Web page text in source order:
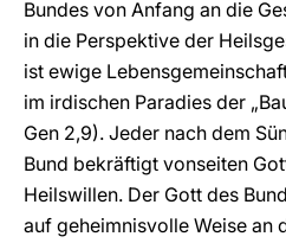
Bundes von Anfang an die
in die Perspektive der
ist ewige
im irdischen Paradies der
Gen 2,9). Jeder nach dem
Bund bekräftigt vonseiten
Heilswillen. Der Gott des
auf geheimnisvolle Weise an